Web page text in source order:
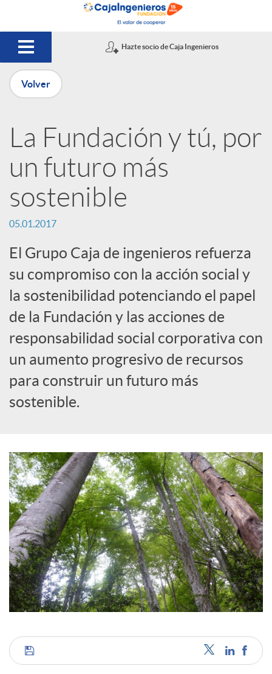
Saltar al contenido principal
Hazte socio de Caja Ingenieros
u
b
l
i
c
a
d
r
d
e
c
o
n
Volver
La Fundación y tú, por
un futuro más
sostenible
05.01.2017
El Grupo Caja de ingenieros refuerza
su compromiso con la acción social y
la sostenibilidad potenciando el papel
de la Fundación y las acciones de
responsabilidad social corporativa con
un aumento progresivo de recursos
para construir un futuro más
sostenible.